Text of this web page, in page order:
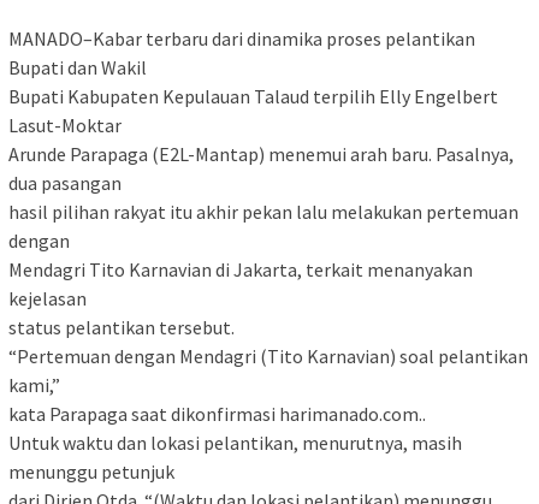
MANADO–Kabar terbaru dari dinamika proses pelantikan
Bupati dan Wakil
Bupati Kabupaten Kepulauan Talaud terpilih Elly Engelbert
Lasut-Moktar
Arunde Parapaga (E2L-Mantap) menemui arah baru. Pasalnya,
dua pasangan
hasil pilihan rakyat itu akhir pekan lalu melakukan pertemuan
dengan
Mendagri Tito Karnavian di Jakarta, terkait menanyakan
kejelasan
status pelantikan tersebut.
“Pertemuan dengan Mendagri (Tito Karnavian) soal pelantikan
kami,”
kata Parapaga saat dikonfirmasi harimanado.com..
Untuk waktu dan lokasi pelantikan, menurutnya, masih
menunggu petunjuk